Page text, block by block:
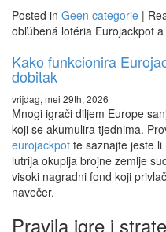
Posted in Geen categorie |
obľúbená lotéria Eurojackpot
Kako funkcionira
dobitak
vrijdag, mei 29th, 2026
Mnogi igrači diljem Europe
koji se akumulira tjednima.
eurojackpot te saznajte jeste
lutrija okuplja brojne zemlje
visoki nagradni fond koji
navečer.
Pravila igre i